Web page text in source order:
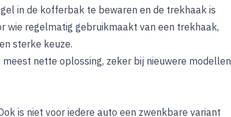
in de kofferbak te bewaren en de trekhaak is
wie regelmatig gebruikmaakt van een trekhaak,
sterke keuze.
nette oplossing, zeker bij nieuwere modellen
is niet voor iedere auto een zwenkbare variant